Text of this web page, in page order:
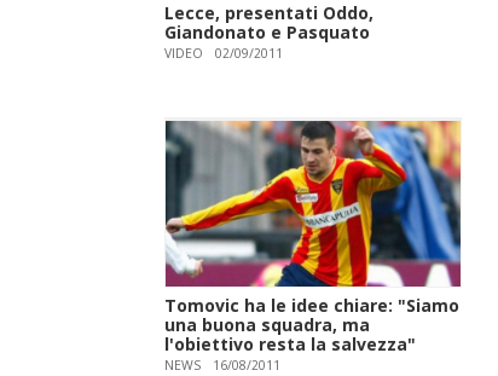
Lecce, presentati Oddo,
Giandonato e Pasquato
VIDEO 02/09/2011
Tomovic ha le idee chiare: "Siamo
una buona squadra, ma
l'obiettivo resta la salvezza"
NEWS 16/08/2011